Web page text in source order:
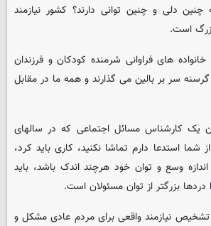
دلی و چنین توانی دارند؟ کشور نیازمند
است.
های فراوانی شرمنده کودکان و فرزندان
سر بر بالین می گذارند و همه ما در مقابل
یک کارشناس مسائل اجتماعی که در سالهای
شما استدعا دارم تماشا نکنید، کاری باید کرد،
وسع و توان خود هرچند اندک باشد، باید
دردها بزرگتر از توان مسئولان است.
تشخیص نیازمند واقعی برای مردم عادی مشکل و